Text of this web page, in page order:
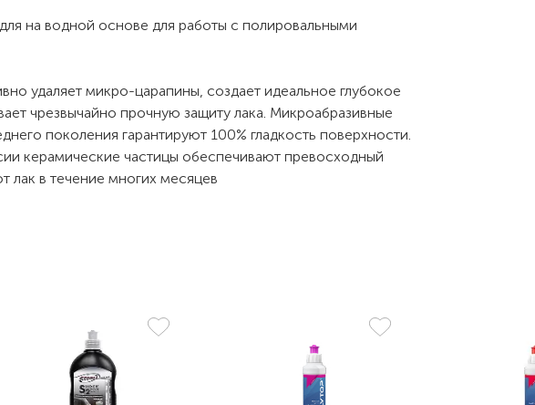
на водной основе для работы с полировальными
удаляет микро-царапины, создает идеальное глубокое
чрезвычайно прочную защиту лака. Микроабразивные
поколения гарантируют 100% гладкость поверхности.
керамические частицы обеспечивают превосходный
в течение многих месяцев